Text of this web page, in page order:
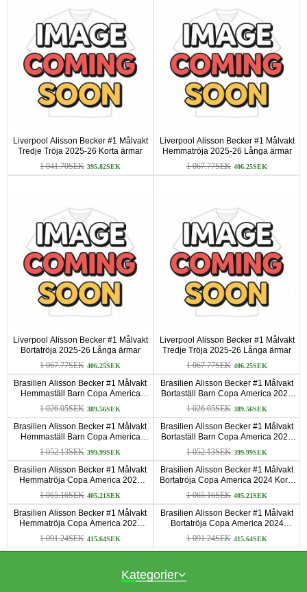
Liverpool Alisson Becker #1 Målvakt
Tredje Tröja 2025-26 Korta ärmar
1 041.70SEK 395.82SEK
Liverpool Alisson Becker #1 Målvakt
Hemmatröja 2025-26 Långa ärmar
1 067.77SEK 406.25SEK
Liverpool Alisson Becker #1 Målvakt
Bortatröja 2025-26 Långa ärmar
1 067.77SEK 406.25SEK
Liverpool Alisson Becker #1 Målvakt
Tredje Tröja 2025-26 Långa ärmar
1 067.77SEK 406.25SEK
Brasilien Alisson Becker #1 Målvakt
Hemmaställ Barn Copa America
2024 Korta ärmar (+ Korta byxor)
1 026.05SEK 389.56SEK
Brasilien Alisson Becker #1 Målvakt
Bortaställ Barn Copa America 2024
Korta ärmar (+ Korta byxor)
1 026.05SEK 389.56SEK
Brasilien Alisson Becker #1 Målvakt
Hemmaställ Barn Copa America
2024 Långa ärmar (+ Korta byxor)
1 052.13SEK 399.99SEK
Brasilien Alisson Becker #1 Målvakt
Bortaställ Barn Copa America 2024
Långa ärmar (+ Korta byxor)
1 052.13SEK 399.99SEK
Brasilien Alisson Becker #1 Målvakt
Hemmatröja Copa America 2024
Korta ärmar
1 065.16SEK 405.21SEK
Brasilien Alisson Becker #1 Målvakt
Bortatröja Copa America 2024 Korta
ärmar
1 065.16SEK 405.21SEK
Brasilien Alisson Becker #1 Målvakt
Hemmatröja Copa America 2024
Långa ärmar
1 091.24SEK 415.64SEK
Brasilien Alisson Becker #1 Målvakt
Bortatröja Copa America 2024
Långa ärmar
1 091.24SEK 415.64SEK
Kategorier